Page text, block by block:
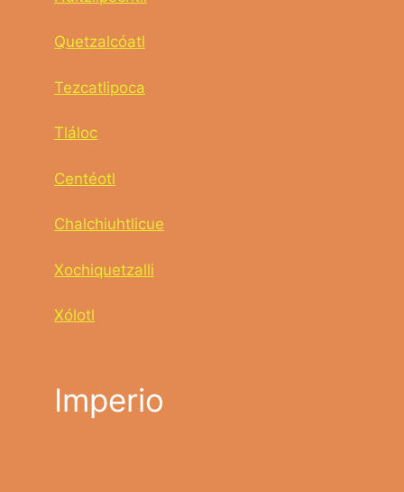
Quetzalcóatl
Tezcatlipoca
Tláloc
Centéotl
Chalchiuhtlicue
Xochiquetzalli
Xólotl
Imperio